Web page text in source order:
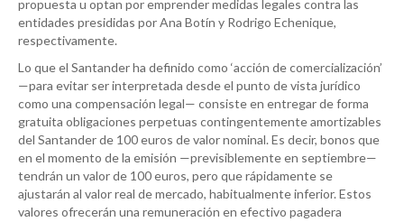
propuesta u optan por emprender medidas legales contra las
entidades presididas por Ana Botín y Rodrigo Echenique,
respectivamente.
Lo que el Santander ha definido como ‘acción de comercialización’
—para evitar ser interpretada desde el punto de vista jurídico
como una compensación legal— consiste en entregar de forma
gratuita obligaciones perpetuas contingentemente amortizables
del Santander de 100 euros de valor nominal. Es decir, bonos que
en el momento de la emisión —previsiblemente en septiembre—
tendrán un valor de 100 euros, pero que rápidamente se
ajustarán al valor real de mercado, habitualmente inferior. Estos
valores ofrecerán una remuneración en efectivo pagadera